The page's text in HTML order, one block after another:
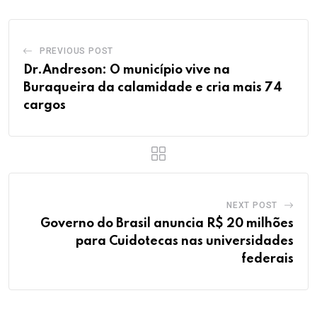
PREVIOUS POST
Dr.Andreson: O município vive na
Buraqueira da calamidade e cria mais 74
cargos
NEXT POST
Governo do Brasil anuncia R$ 20 milhões
para Cuidotecas nas universidades
federais